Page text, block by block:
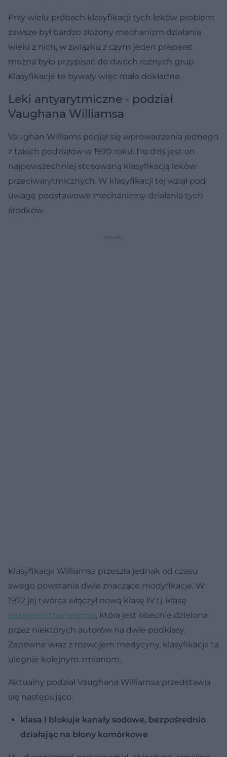
Przy wielu próbach klasyfikacji tych leków problem
zawsze był bardzo złożony mechanizm działania
wielu z nich, w związku z czym jeden preparat
można było przypisać do dwóch rożnych grup.
Klasyfikacje te bywały więc mało dokładne.
Leki antyarytmiczne - podział
Vaughana Williamsa
Vaughan Williams podjął się wprowadzenia jednego
z takich podziałów w 1970 roku. Do dziś jest on
najpowszechniej stosowaną klasyfikacją leków
przeciwarytmicznych. W klasyfikacji tej wziął pod
uwagę podstawowe mechanizmy działania tych
środków.
Klasyfikacja Williamsa przeszła jednak od czasu
swego powstania dwie znaczące modyfikacje. W
1972 jej twórca włączył nową klasę IV tj. klasę
antagonistów wapnia, która jest obecnie dzielona
przez niektórych autorów na dwie podklasy.
Zapewne wraz z rozwojem medycyny, klasyfikacja ta
ulegnie kolejnym zmianom.
Aktualny podział Vaughana Williamsa przedstawia
się następująco:
klasa I blokuje kanały sodowe, bezpośrednio
działając na błony komórkowe